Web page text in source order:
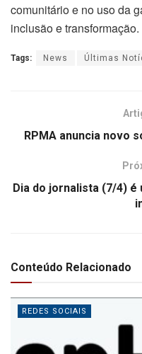
comunitário e no uso da
inclusão e transformação.
Tags: News Últimas
RPMA anuncia novo
Dia do jornalista (7/4)
Conteúdo Relacionado
REDES SOCIAIS